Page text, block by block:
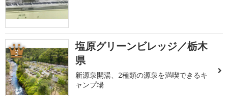
3
塩原グリーンビレッジ／栃木
県
新源泉開湯、2種類の源泉を満喫できるキ
ャンプ場